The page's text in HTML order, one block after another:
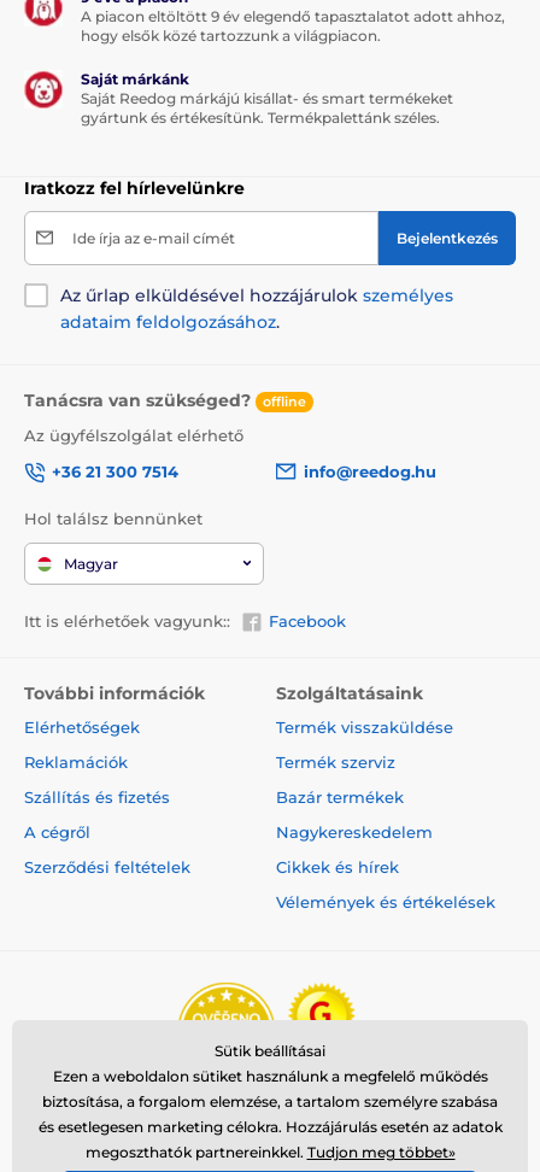
Animology Táplálék és felszerelés
A piacon eltöltött 9 év elegendő tapasztalatot adott ahhoz,
hogy elsők közé tartozzunk a világpiacon.
Saját márkánk
Saját Reedog márkájú kisállat- és smart termékeket
gyártunk és értékesítünk. Termékpalettánk széles.
Iratkozz fel hírlevelünkre
Ide írja az e-mail címét Bejelentkezés
Az űrlap elküldésével hozzájárulok személyes
adataim feldolgozásához.
Tanácsra van szükséged? offline
Az ügyfélszolgálat elérhető
+36 21 300 7514
info@reedog.hu
Hol találsz bennünket
Magyar
Itt is elérhetőek vagyunk:: Facebook
További információk
Elérhetőségek
Reklamációk
Szállítás és fizetés
A cégről
Szerződési feltételek
Szolgáltatásaink
Termék visszaküldése
Termék szerviz
Bazár termékek
Nagykereskedelem
Cikkek és hírek
Vélemények és értékelések
Sütik beállításai
Ezen a weboldalon sütiket használunk a megfelelő működés
biztosítása, a forgalom elemzése, a tartalom személyre szabása
és esetlegesen marketing célokra. Hozzájárulás esetén az adatok
megoszthatók partnereinkkel. Tudjon meg többet»